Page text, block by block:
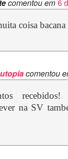
comentou em 6
coisa
comentou
na SV